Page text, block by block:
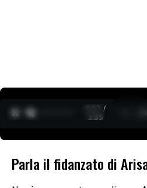
0:27 /
3:35
Parla il fidanzato di